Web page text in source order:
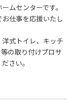
ムセンターです。
仕事を応援いたし
式トイレ、キッチ
の取り付けプロサ
さい。